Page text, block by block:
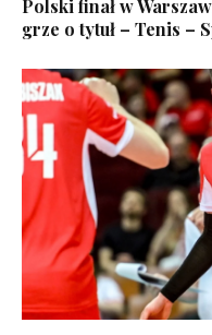
Polski finał w
grze o tytuł – Tenis –